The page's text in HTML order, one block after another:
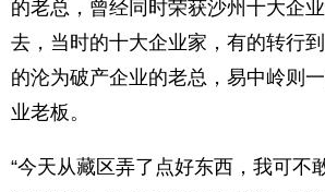
的老总，曾经同时荣获沙州十大企
去，当时的十大企业家，有的转行
的沦为破产企业的老总，易中岭则
业老板。
“今天从藏区弄了点好东西，我可不